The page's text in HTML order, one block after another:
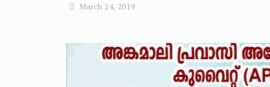
March 24, 2019